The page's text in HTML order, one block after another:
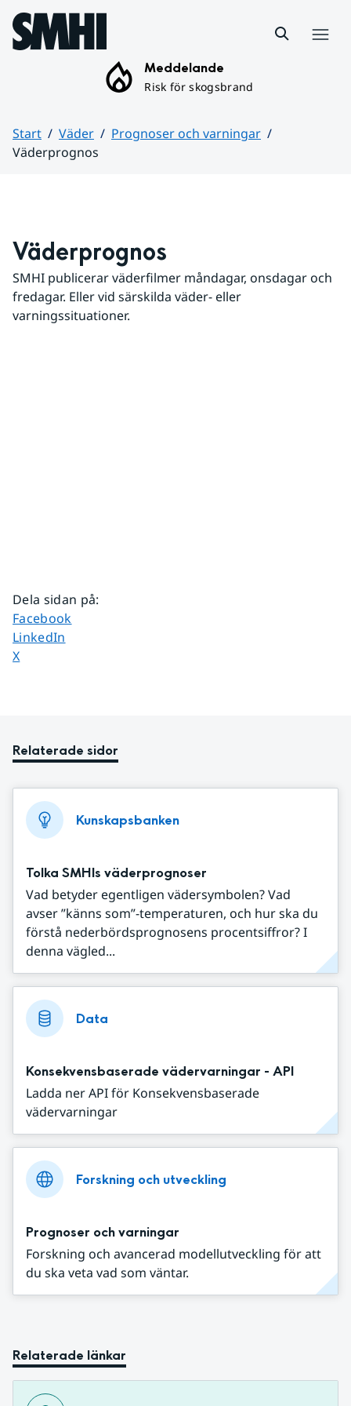
Hoppa till sidans innehåll
Meddelande
Risk för skogsbrand
Start Väder
Prognoser och varningar
Väderprognos
Väderprognos
SMHI publicerar väderfilmer måndagar, onsdagar och
fredagar. Eller vid särskilda väder- eller
varningssituationer.
Dela sidan på:
Dela sidan på
Facebook
Dela sidan på
LinkedIn
Dela sidan på
X
Relaterade sidor
Kunskapsbanken
Tolka SMHIs väderprognoser
Vad betyder egentligen vädersymbolen? Vad
avser ”känns som”-temperaturen, och hur ska du
förstå nederbördsprognosens procentsiffror? I
denna vägled...
Data
Konsekvensbaserade vädervarningar - API
Ladda ner API för Konsekvensbaserade
vädervarningar
Forskning och utveckling
Prognoser och varningar
Forskning och avancerad modellutveckling för att
du ska veta vad som väntar.
Relaterade länkar